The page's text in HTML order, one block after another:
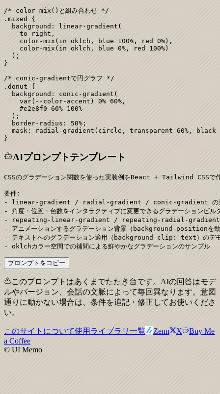
/* color-mix()と組み合わせ */
.mixed {
  background: linear-gradient(
    to right,
    color-mix(in oklch, blue 100%, red 0%),
    color-mix(in oklch, blue 0%, red 100%)
  );
}
/* conic-gradientで円グラフ */
.donut {
  background: conic-gradient(
    var(--color-accent) 0% 60%,
    #e2e8f0 60% 100%
  );
  border-radius: 50%;
mask: radial-gradient(circle, transparent 60%, black
}
AIプロンプトテンプレート
CSSのグラデーション関数を使った実装例をReact + Tailwind CSSで
要件:
- linear-gradient / radial-gradient / conic-gradient の違い
- 角度・位置・色数をインタラクティブに変更できるグラデーションビル
- repeating-linear-gradient / repeating-radial-gradient で
- アニメーションするグラデーション背景（background-positionを動
- テキストへのグラデーション適用（background-clip: text）のデ
- oklchカラー空間での補間による鮮やかなグラデーションのサンプル
プロンプトをコピー
このプロンプトはあくまでたたき台です。AIの回答はモデ
ルやバージョン、会話の文脈によって毎回異なります。意図
通りに動かない場合は、条件を追記・修正してお使いくださ
い。
このサイトについて使用ライブラリ一覧 Zenn X
Buy Me
a Coffee
© UI Memo